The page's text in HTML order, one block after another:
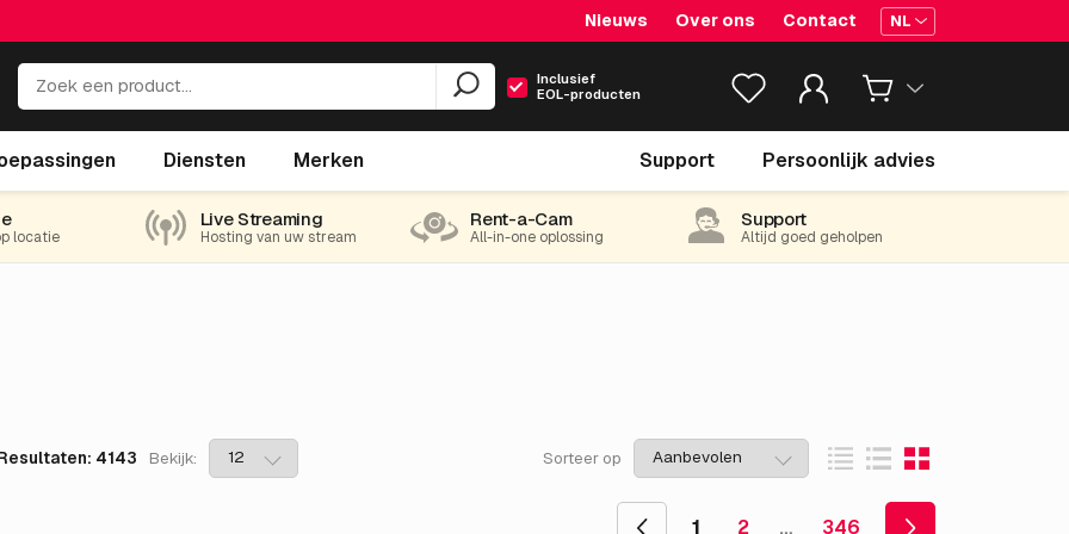
Nieuws Over ons Contact NL
Inclusief
EOL-producten
Diensten Merken Support Persoonlijk advies
locatie
Live Streaming
Hosting van uw stream
Rent-a-Cam
All-in-one oplossing
Support
Altijd goed geholpen
4143 Bekijk: Sorteer op
1 2 … 346